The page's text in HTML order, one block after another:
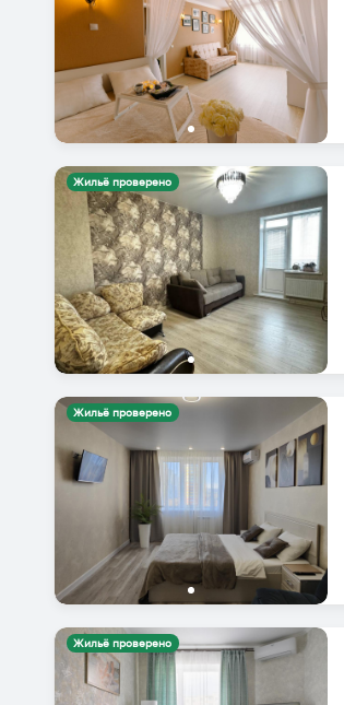
Жильё проверено
Жильё проверено
Жильё проверено